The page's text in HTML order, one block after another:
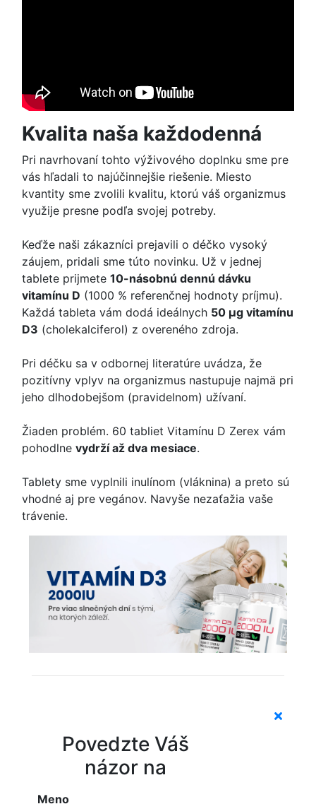
Kvalita naša každodenná
Pri navrhovaní tohto výživového doplnku sme pre
vás hľadali to najúčinnejšie riešenie. Miesto
kvantity sme zvolili kvalitu, ktorú váš organizmus
využije presne podľa svojej potreby.
Keďže naši zákazníci prejavili o déčko vysoký
záujem, pridali sme túto novinku. Už v jednej
tablete prijmete 10-násobnú dennú dávku
vitamínu D (1000 % referenčnej hodnoty príjmu).
Každá tableta vám dodá ideálnych 50 μg vitamínu
D3 (cholekalciferol) z overeného zdroja.
Pri déčku sa v odbornej literatúre uvádza, že
pozitívny vplyv na organizmus nastupuje najmä pri
jeho dlhodobejšom (pravidelnom) užívaní.
Žiaden problém. 60 tabliet Vitamínu D Zerex vám
pohodlne vydrží až dva mesiace.
Tablety sme vyplnili inulínom (vláknina) a preto sú
vhodné aj pre vegánov. Navyše nezaťažia vaše
trávenie.
Povedzte Váš
názor na
Meno